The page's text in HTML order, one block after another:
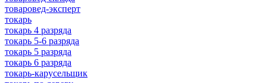
товаровед-эксперт
токарь
токарь 4 разряда
токарь 5-6 разряда
токарь 5 разряда
токарь 6 разряда
токарь-карусельщик